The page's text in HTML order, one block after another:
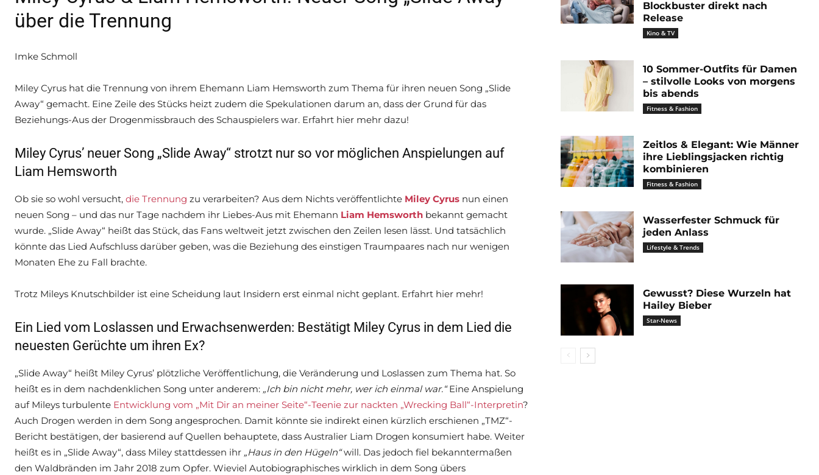
über die Trennung
Imke Schmoll
Miley Cyrus hat die Trennung von ihrem Ehemann Liam Hemsworth zum Thema für ihren neuen Song „Slide
Away“ gemacht. Eine Zeile des Stücks heizt zudem die Spekulationen darum an, dass der Grund für das
Beziehungs-Aus der Drogenmissbrauch des Schauspielers war. Erfahrt hier mehr dazu!
Miley Cyrus’ neuer Song „Slide Away“ strotzt nur so vor möglichen Anspielungen auf
Liam Hemsworth
Ob sie so wohl versucht, die Trennung zu verarbeiten? Aus dem Nichts veröffentlichte Miley Cyrus nun einen
neuen Song – und das nur Tage nachdem ihr Liebes-Aus mit Ehemann Liam Hemsworth bekannt gemacht
wurde. „Slide Away“ heißt das Stück, das Fans weltweit jetzt zwischen den Zeilen lesen lässt. Und tatsächlich
könnte das Lied Aufschluss darüber geben, was die Beziehung des einstigen Traumpaares nach nur wenigen
Monaten Ehe zu Fall brachte.
Trotz Mileys Knutschbilder ist eine Scheidung laut Insidern erst einmal nicht geplant. Erfahrt hier mehr!
Ein Lied vom Loslassen und Erwachsenwerden: Bestätigt Miley Cyrus in dem Lied die
neuesten Gerüchte um ihren Ex?
„Slide Away“ heißt Miley Cyrus’ plötzliche Veröffentlichung, die Veränderung und Loslassen zum Thema hat. So
heißt es in dem nachdenklichen Song unter anderem: „Ich bin nicht mehr, wer ich einmal war.“Eine Anspielung
auf Mileys turbulente Entwicklung vom „Mit Dir an meiner Seite“-Teenie zur nackten „Wrecking Ball“-Interpretin?
Auch Drogen werden in dem Song angesprochen. Damit könnte sie indirekt einen kürzlich erschienen „TMZ“-
Bericht bestätigen, der basierend auf Quellen behauptete, dass Australier Liam Drogen konsumiert habe. Weiter
heißt es in „Slide Away“, dass Miley stattdessen ihr „Haus in den Hügeln“will. Das jedoch fiel bekanntermaßen
den Waldbränden im Jahr 2018 zum Opfer. Wieviel Autobiographisches wirklich in dem Song übers
Blockbuster direkt nach
Release
Kino & TV
10 Sommer-Outfits für Damen
– stilvolle Looks von morgens
bis abends
Fitness & Fashion
Zeitlos & Elegant: Wie Männer
ihre Lieblingsjacken richtig
kombinieren
Fitness & Fashion
Wasserfester Schmuck für
jeden Anlass
Lifestyle & Trends
Gewusst? Diese Wurzeln hat
Hailey Bieber
Star-News